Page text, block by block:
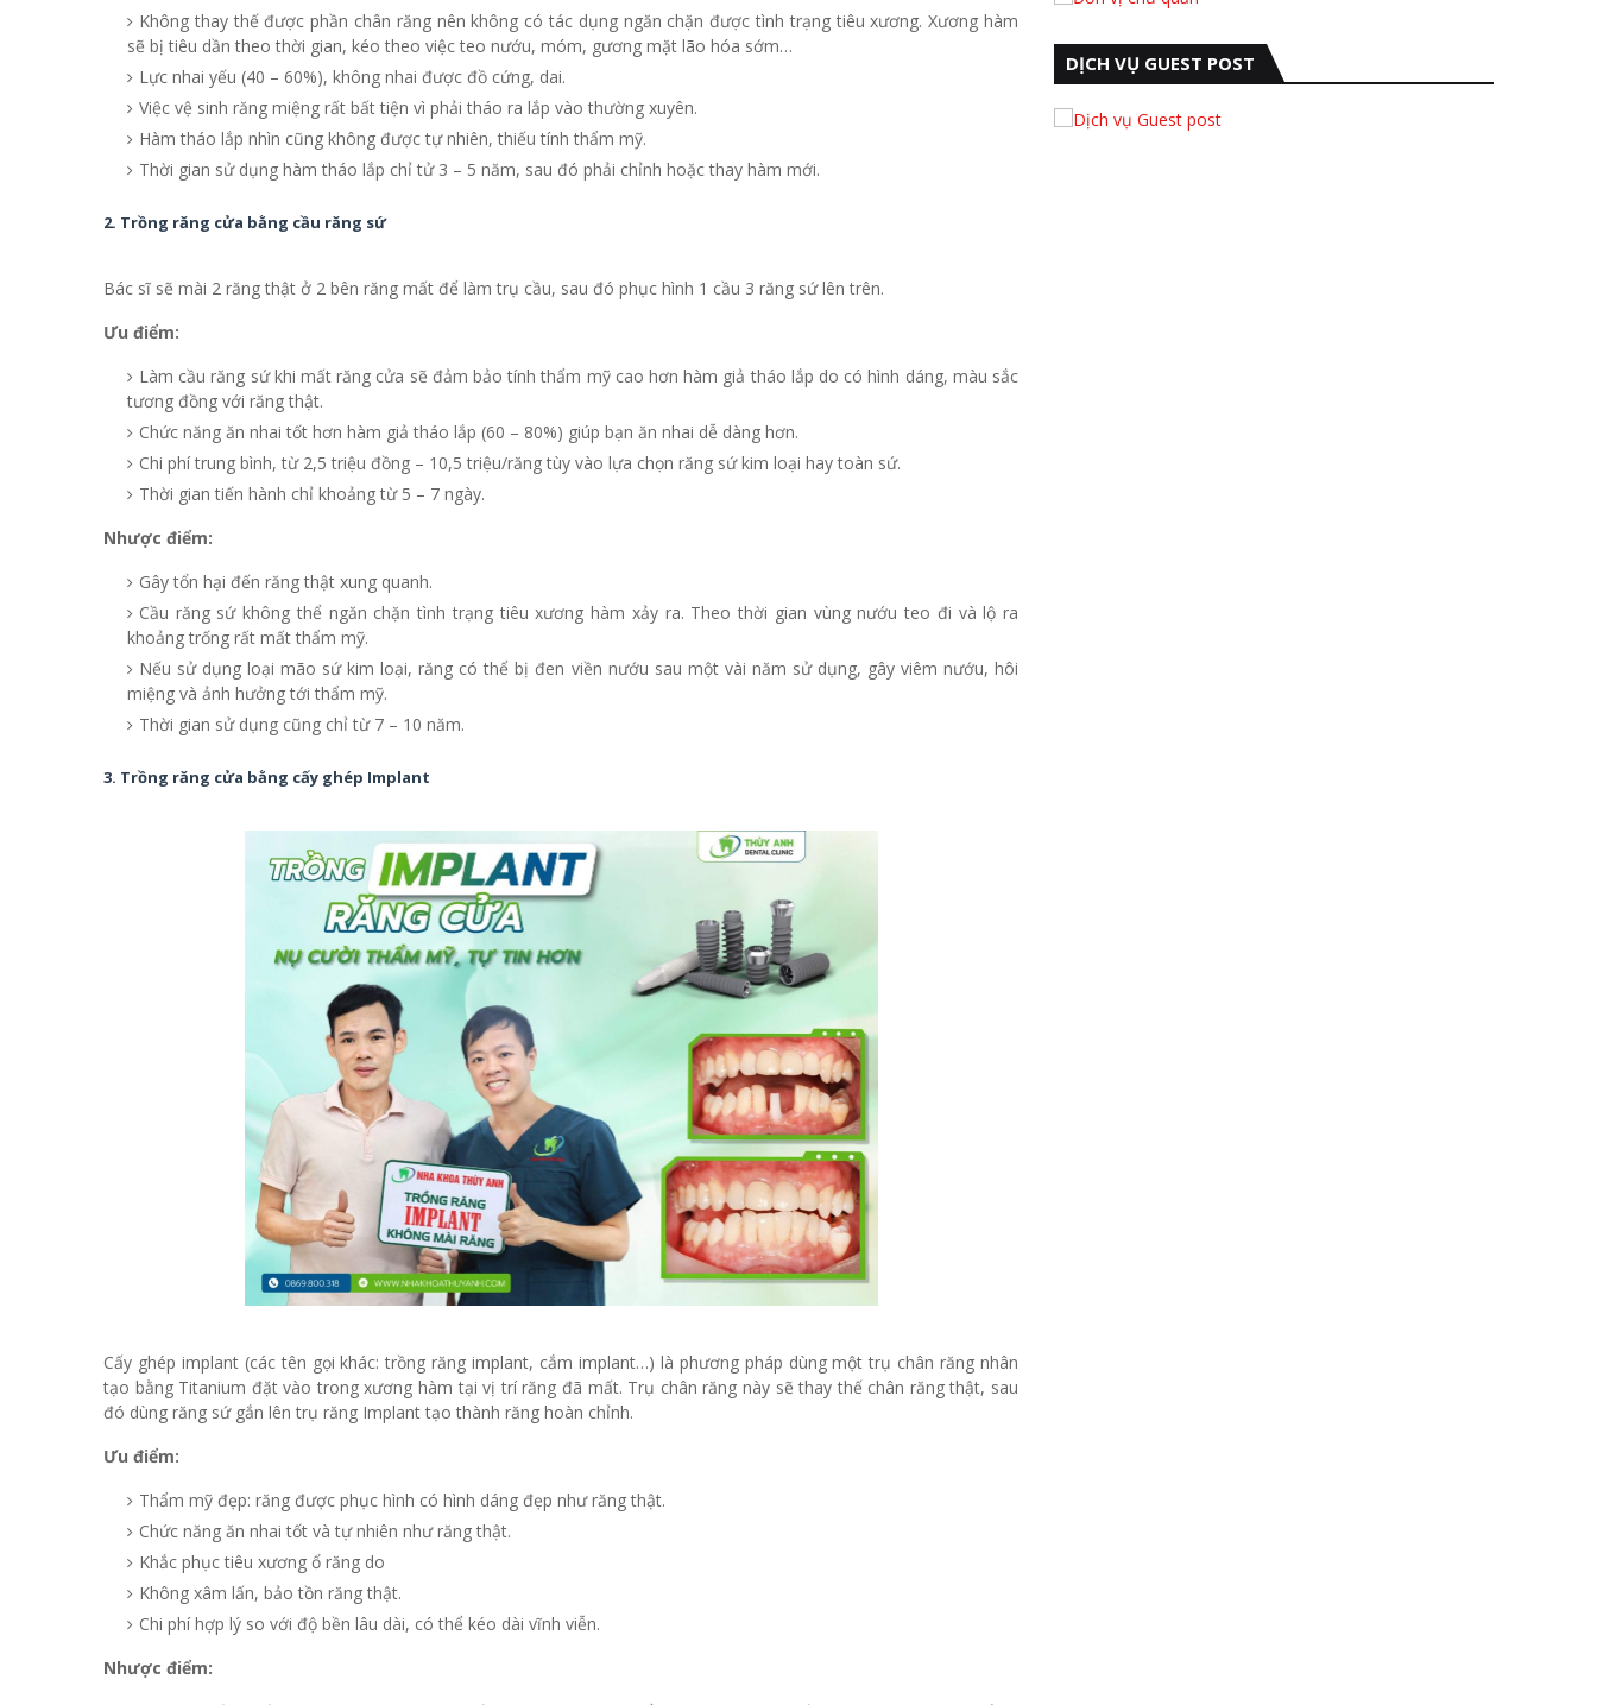
Không thay thế được phần chân răng nên không có tác dụng ngăn chặn được tình trạng tiêu xương. Xương hàm
sẽ bị tiêu dần theo thời gian, kéo theo việc teo nướu, móm, gương mặt lão hóa sớm…
Lực nhai yếu (40 – 60%), không nhai được đồ cứng, dai.
Việc vệ sinh răng miệng rất bất tiện vì phải tháo ra lắp vào thường xuyên.
Hàm tháo lắp nhìn cũng không được tự nhiên, thiếu tính thẩm mỹ.
Thời gian sử dụng hàm tháo lắp chỉ tử 3 – 5 năm, sau đó phải chỉnh hoặc thay hàm mới.
2. Trồng răng cửa bằng cầu răng sứ
Bác sĩ sẽ mài 2 răng thật ở 2 bên răng mất để làm trụ cầu, sau đó phục hình 1 cầu 3 răng sứ lên trên.
Ưu điểm:
Làm cầu răng sứ khi mất răng cửa sẽ đảm bảo tính thẩm mỹ cao hơn hàm giả tháo lắp do có hình dáng, màu sắc
tương đồng với răng thật.
Chức năng ăn nhai tốt hơn hàm giả tháo lắp (60 – 80%) giúp bạn ăn nhai dễ dàng hơn.
Chi phí trung bình, từ 2,5 triệu đồng – 10,5 triệu/răng tùy vào lựa chọn răng sứ kim loại hay toàn sứ.
Thời gian tiến hành chỉ khoảng từ 5 – 7 ngày.
Nhược điểm:
Gây tổn hại đến răng thật xung quanh.
Cầu răng sứ không thể ngăn chặn tình trạng tiêu xương hàm xảy ra. Theo thời gian vùng nướu teo đi và lộ ra
khoảng trống rất mất thẩm mỹ.
Nếu sử dụng loại mão sứ kim loại, răng có thể bị đen viền nướu sau một vài năm sử dụng, gây viêm nướu, hôi
miệng và ảnh hưởng tới thẩm mỹ.
Thời gian sử dụng cũng chỉ từ 7 – 10 năm.
3. Trồng răng cửa bằng cấy ghép Implant
Cấy ghép implant (các tên gọi khác: trồng răng implant, cắm implant…) là phương pháp dùng một trụ chân răng nhân
tạo bằng Titanium đặt vào trong xương hàm tại vị trí răng đã mất. Trụ chân răng này sẽ thay thế chân răng thật, sau
đó dùng răng sứ gắn lên trụ răng Implant tạo thành răng hoàn chỉnh.
Ưu​ điểm:
Thẩm mỹ đẹp: răng được phục hình có hình dáng đẹp như răng thật.
Chức năng ăn nhai tốt và tự nhiên như răng thật.
Khắc phục tiêu xương ổ răng do
Không xâm lấn, bảo tồn răng thật.
Chi phí hợp lý so với độ bền lâu dài, có thể kéo dài vĩnh viễn.
Nhược điểm:
DỊCH VỤ GUEST POST